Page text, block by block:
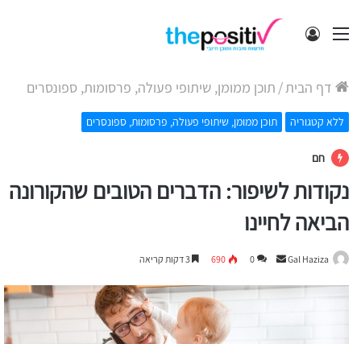
תפריט התחבר
דף הבית/ תוכן ממומן, שיתופי פעולה, פרסומות, ספונסרים
ללא קטגוריה תוכן ממומן, שיתופי פעולה, פרסומות, ספונסרים
חם
נקודות לשיפור: הדברים הטובים שהקורונה
הביאה לחיינו
Gal Haziza
Send
0
690